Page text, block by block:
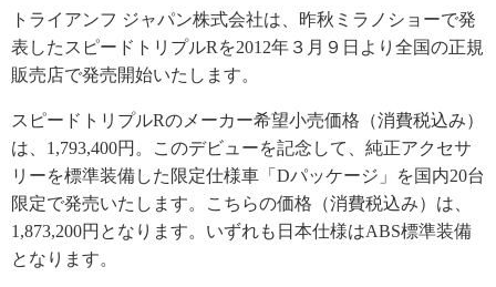
トライアンフ ジャパン株式会社は、昨秋ミラノショーで発
表したスピードトリプルRを2012年３月９日より全国の正規
販売店で発売開始いたします。
スピードトリプルRのメーカー希望小売価格（消費税込み）
は、1,793,400円。このデビューを記念して、純正アクセサ
リーを標準装備した限定仕様車「Dパッケージ」を国内20台
限定で発売いたします。こちらの価格（消費税込み）は、
1,873,200円となります。いずれも日本仕様はABS標準装備
となります。